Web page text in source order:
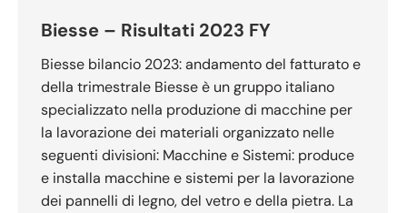
Biesse – Risultati 2023 FY
Biesse bilancio 2023: andamento del fatturato e
della trimestrale Biesse è un gruppo italiano
specializzato nella produzione di macchine per
la lavorazione dei materiali organizzato nelle
seguenti divisioni: Macchine e Sistemi: produce
e installa macchine e sistemi per la lavorazione
dei pannelli di legno, del vetro e della pietra. La